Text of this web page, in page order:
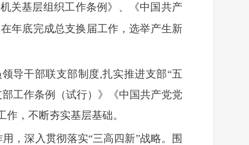
关基层组织工作条例》、《中国共产
年底完成总支换届工作，选举产生新
导干部联支部制度,扎实推进支部“五
工作条例（试行）》《中国共产党党
，不断夯实基层基础。
，深入贯彻落实“三高四新”战略。围